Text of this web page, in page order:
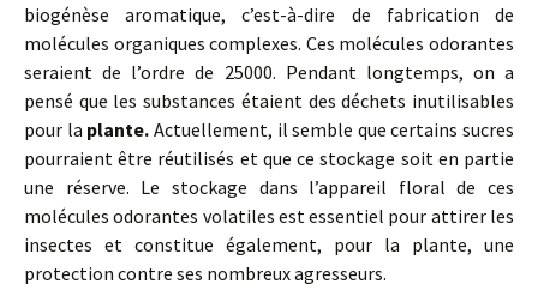
biogénèse aromatique, c’est-à-dire de fabrication de
molécules organiques complexes. Ces molécules odorantes
seraient de l’ordre de 25000. Pendant longtemps, on a
pensé que les substances étaient des déchets inutilisables
pour la plante. Actuellement, il semble que certains sucres
pourraient être réutilisés et que ce stockage soit en partie
une réserve. Le stockage dans l’appareil floral de ces
molécules odorantes volatiles est essentiel pour attirer les
insectes et constitue également, pour la plante, une
protection contre ses nombreux agresseurs.